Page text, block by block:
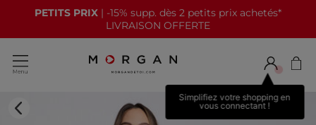
PETITS PRIX | -15% supp. dès 2 petits prix achetés*
LIVRAISON OFFERTE
Simplifiez votre shopping en
vous connectant !